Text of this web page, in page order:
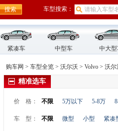
车型搜索：
紧凑车 中型车 中大
购车网 > 车型全览 > 沃尔沃 > Volvo > 沃尔
精准选车
价 格： 不限 5万以下 5-8万
车 型： 不限 微型 小型 紧凑